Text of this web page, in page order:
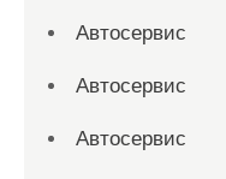
Автосервис
Автосервис
Автосервис